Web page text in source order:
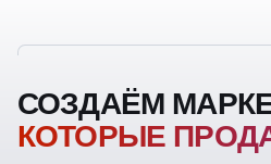
СОЗДАЁМ
КОТОРЫЕ